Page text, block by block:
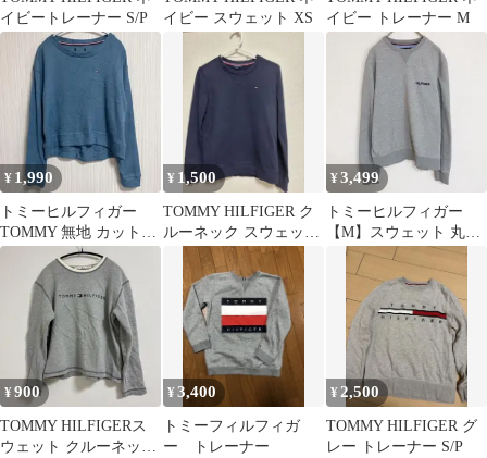
イビートレーナー S/P
イビー スウェット XS
イビー トレーナー M
¥ 1,990
トミーヒルフィガー
TOMMY 無地 カットソ
ー 丸首 長袖 M 青 通学
¥ 1,500
TOMMY HILFIGER ク
ルーネック スウェット
ネイビー XS
¥3,499
トミーヒルフィガー
【M】スウェット 丸首
長袖 ロゴ グレー 綿 カ
ジュアル
¥900
TOMMY HILFIGERス
ウェット クルーネック
¥3,400
トミーフィルフィガ
ー トレーナー
¥ 2,500
TOMMY HILFIGER グ
レー トレーナー S/P